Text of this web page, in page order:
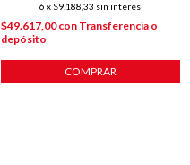
6 x $9.188,33 sin interés
$49.617,00con Transferencia o
depósito
COMPRAR